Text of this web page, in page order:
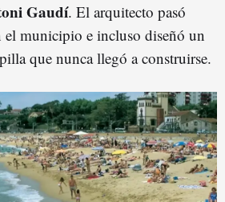
Gaudí. El arquitecto pasó
el municipio e incluso diseñó un
que nunca llegó a construirse.